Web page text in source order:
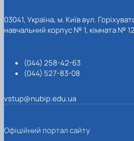
03041, Україна, м. Київ вул.
навчальний корпус № 1, кімната №
(044) 258-42-63
(044) 527-83-08
vstup@nubip.edu.ua
Офіційний портал сайту